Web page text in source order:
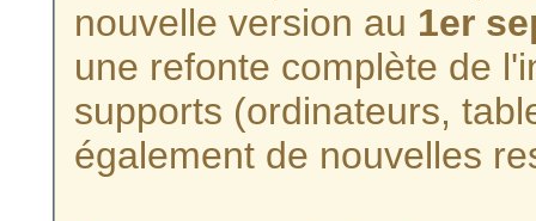
nouvelle version au 1er
une refonte complète de
supports (ordinateurs,
également de nouvelles